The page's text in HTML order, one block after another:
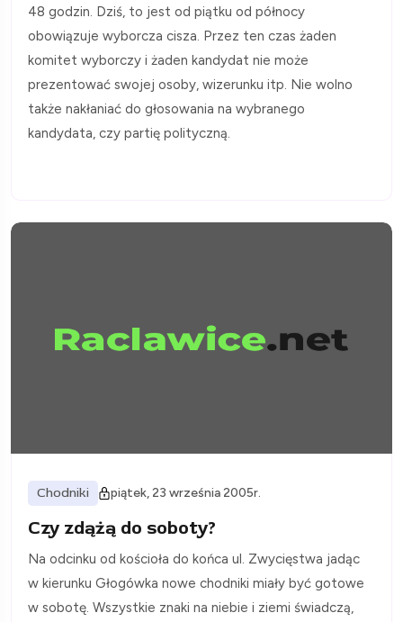
48 godzin. Dziś, to jest od piątku od północy
obowiązuje wyborcza cisza. Przez ten czas żaden
komitet wyborczy i żaden kandydat nie może
prezentować swojej osoby, wizerunku itp. Nie wolno
także nakłaniać do głosowania na wybranego
kandydata, czy partię polityczną.
Chodniki piątek, 23 września 2005r.
Czy zdążą do soboty?
Na odcinku od kościoła do końca ul. Zwycięstwa jadąc
w kierunku Głogówka nowe chodniki miały być gotowe
w sobotę. Wszystkie znaki na niebie i ziemi świadczą,